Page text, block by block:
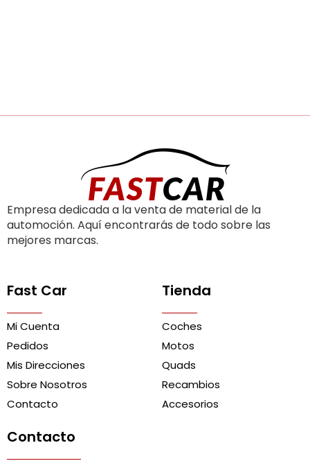
Empresa dedicada a la venta de material de la
automoción. Aquí encontrarás de todo sobre las
mejores marcas.
Fast Car
Mi Cuenta
Pedidos
Mis Direcciones
Sobre Nosotros
Contacto
Tienda
Coches
Motos
Quads
Recambios
Accesorios
Contacto